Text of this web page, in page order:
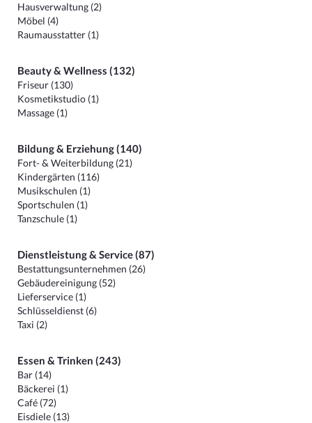
Hausverwaltung (2)
Möbel (4)
Raumausstatter (1)
Beauty & Wellness (132)
Friseur (130)
Kosmetikstudio (1)
Massage (1)
Bildung & Erziehung (140)
Fort- & Weiterbildung (21)
Kindergärten (116)
Musikschulen (1)
Sportschulen (1)
Tanzschule (1)
Dienstleistung & Service (87)
Bestattungsunternehmen (26)
Gebäudereinigung (52)
Lieferservice (1)
Schlüsseldienst (6)
Taxi (2)
Essen & Trinken (243)
Bar (14)
Bäckerei (1)
Café (72)
Eisdiele (13)